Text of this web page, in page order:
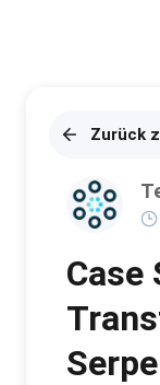
Zurück
Case